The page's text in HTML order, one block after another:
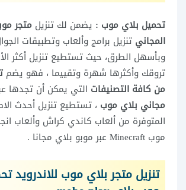
تحميل بلاي موب : يضمن لك تنزيل متجر
المجاني تنزيل برامج وألعاب وتطبيقات
وبأسهل الطرق، حيث تستطيع تنزيل أكثر
تروقك وأكثرها شهرة وتقييما ، فهو يضم
من كافة التصنيفات التي يمكن أن تجدها
مجاني بلاي موب ، تستطيع تنزيل أحدث
المتوفرة من ألعاب كاندي كراش وألعاب
موب Minecraft عبر موبو بلاي مجانا .
تنزيل متجر بلاي موب للاندرويد